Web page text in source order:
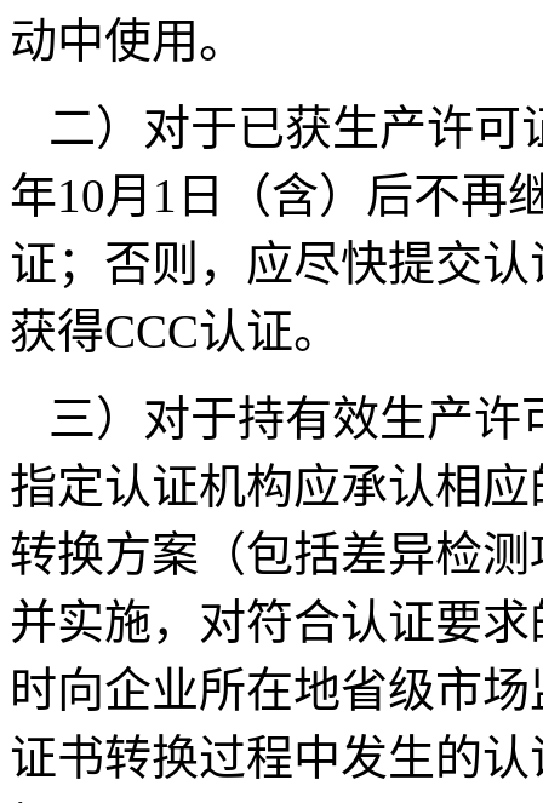
动中使用。
二）对于已获生产许
年10月 1 日（含）后不再
证；否则，应尽快提交
获得CCC认证。
三）对于持有效生产
指定认证机构应承认相
转换方案（包括差异检
并实施，对符合认证要
时向企业所在地省级市
证书转换过程中发生的